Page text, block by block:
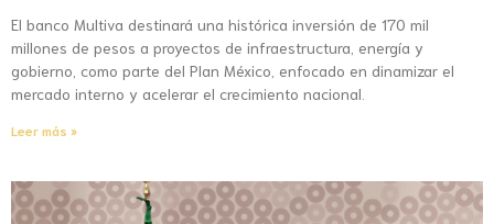
El banco Multiva destinará una histórica inversión de 170 mil
millones de pesos a proyectos de infraestructura, energía y
gobierno, como parte del Plan México, enfocado en dinamizar el
mercado interno y acelerar el crecimiento nacional.
Leer más »